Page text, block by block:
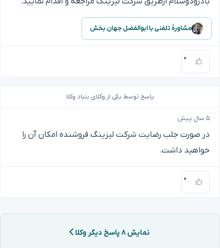
مشاورهٔ تلفنی با ابوالفضل جهان بخش
۰
پاسخ توسط یکی از وکلای بنیاد وکلا
۵ سال پیش
در صورت جلب رضایت شرکت لیزینگ فروشنده امکان آن را
خواهید داشت.
۰
نمایش ۸ پاسخ دیگر وکلا